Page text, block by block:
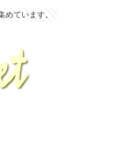
めています。